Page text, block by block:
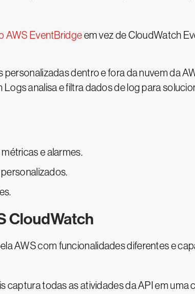
AWS EventBridgeem vez de CloudWatch
dentro e fora da nuvem da
analisa e filtra dados de log para
e alarmes.
CloudWatch
AWS com funcionalidades diferentes e
todas as atividades da API em uma